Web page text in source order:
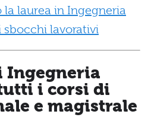
la laurea in Ingegneria
sbocchi lavorativi
Ingegneria
i corsi di
e magistrale